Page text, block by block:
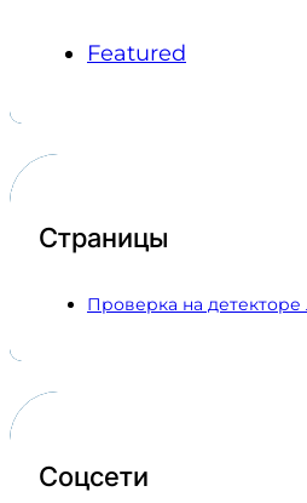
Featured
Страницы
Проверка на
Соцсети